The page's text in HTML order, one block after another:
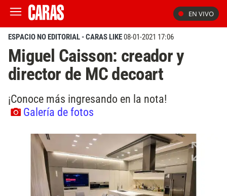
EN VIVO
ESPACIO NO EDITORIAL - CARAS LIKE08-01-2021 17:06
Miguel Caisson: creador y
director de MC decoart
¡Conoce más ingresando en la nota!
Galería de fotos